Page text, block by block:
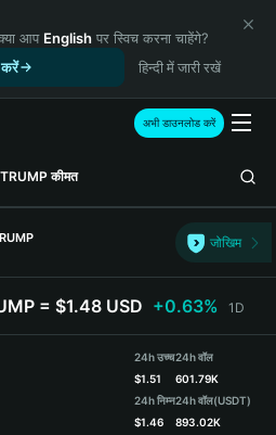
आप English पर स्विच करना चाहेंगे?
करें
हिन्दी में जारी रखें
अभी डाउनलोड करें
कीमत
जोखिम
= $1.48 USD +0.63% 1D
24h उच्च
$1.51
24h निम्न
$1.46
24h वॉल
601.79K
24h वॉल(USDT)
893.02K